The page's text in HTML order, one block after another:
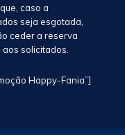
caso a
seja esgotada,
ceder a reserva
solicitados.
Happy-Fania”]